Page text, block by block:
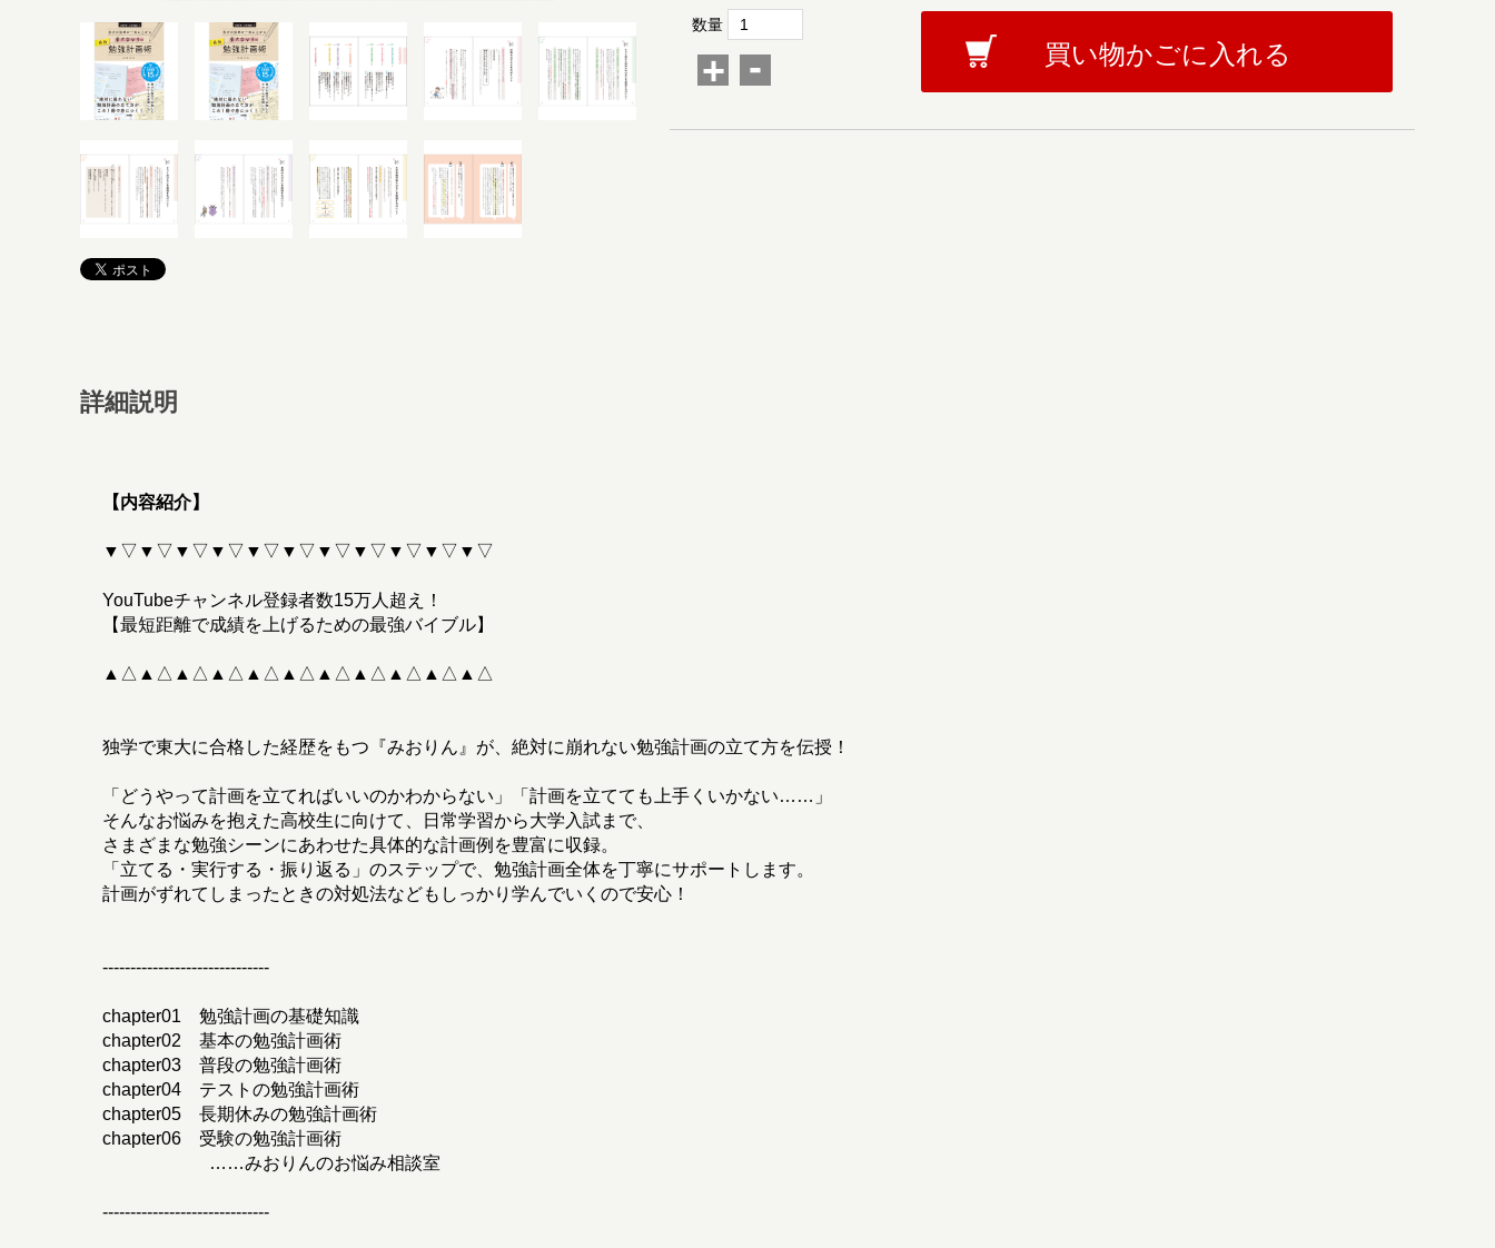
数量
+ - 買い物かごに入れる
詳細説明
【内容紹介】
▼▽▼▽▼▽▼▽▼▽▼▽▼▽▼▽▼▽▼▽▼▽
YouTubeチャンネル登録者数15万人超え！
【最短距離で成績を上げるための最強バイブル】
▲△▲△▲△▲△▲△▲△▲△▲△▲△▲△▲△
独学で東大に合格した経歴をもつ『みおりん』が、絶対に崩れない勉強計画の立て方を伝授！
「どうやって計画を立てればいいのかわからない」「計画を立てても上手くいかない……」
そんなお悩みを抱えた高校生に向けて、日常学習から大学入試まで、
さまざまな勉強シーンにあわせた具体的な計画例を豊富に収録。
「立てる・実行する・振り返る」のステップで、勉強計画全体を丁寧にサポートします。
計画がずれてしまったときの対処法などもしっかり学んでいくので安心！
------------------------------
chapter01 勉強計画の基礎知識
chapter02 基本の勉強計画術
chapter03 普段の勉強計画術
chapter04 テストの勉強計画術
chapter05 長期休みの勉強計画術
chapter06 受験の勉強計画術
……みおりんのお悩み相談室
------------------------------